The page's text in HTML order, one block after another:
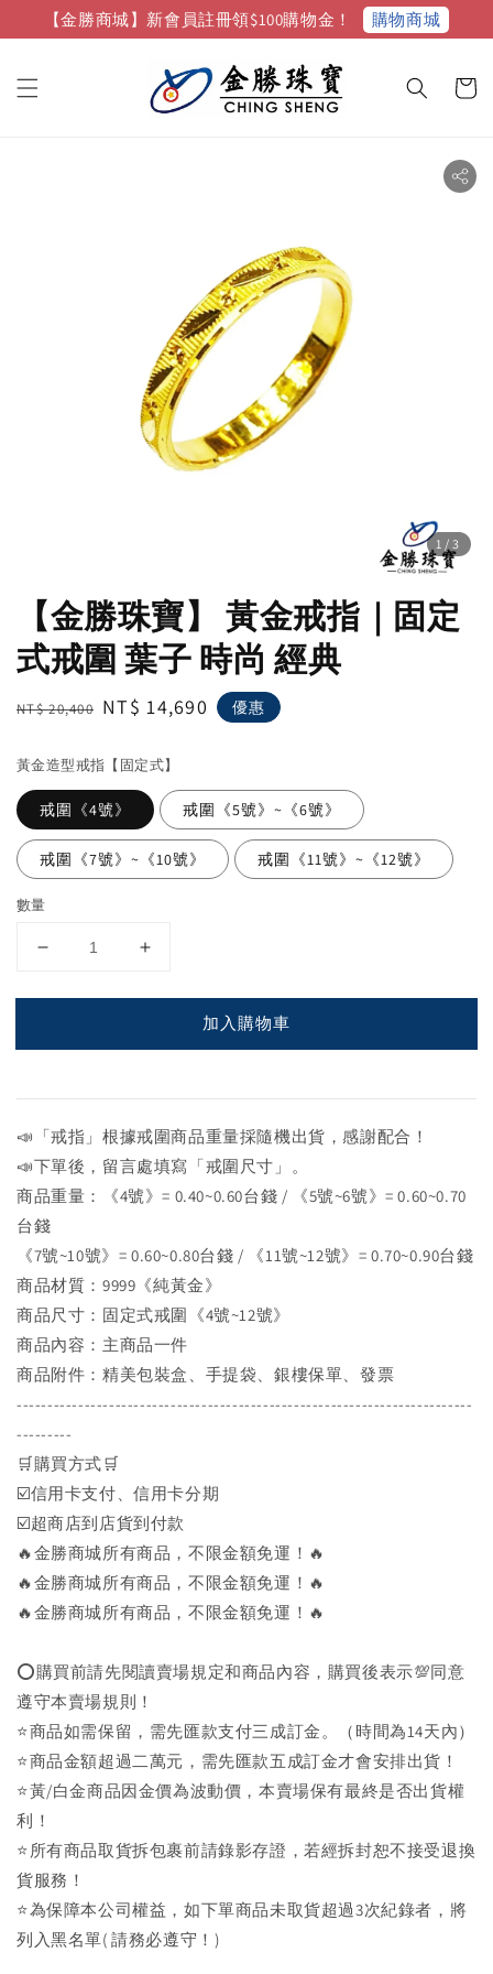
【金勝商城】新會員註冊領$100購物金！ 購物商城
1 /3
【金勝珠寶】 黃金戒指｜固定
式戒圍 葉子 時尚 經典
Regular
NT$ 20,400 Sale
NT$ 14,690 優惠
黃金造型戒指【固定式】
戒圍《4號》 戒圍《5號》~《6號》
戒圍《7號》~《10號》 戒圍《11號》~《12號》
數量
加入購物車
📣「戒指」根據戒圍商品重量採隨機出貨，感謝配合！
📣下單後，留言處填寫「戒圍尺寸」。
商品重量：《4號》= 0.40~0.60台錢 / 《5號~6號》= 0.60~0.70
台錢
《7號~10號》= 0.60~0.80台錢 / 《11號~12號》= 0.70~0.90台錢
商品材質：9999《純黃金》
商品尺寸：固定式戒圍《4號~12號》
商品內容：主商品一件
商品附件：精美包裝盒、手提袋、銀樓保單、發票
--------------------------------------------------------------------------
---------
🛒購買方式🛒
☑️信用卡支付、信用卡分期
☑️超商店到店貨到付款
🔥金勝商城所有商品，不限金額免運！🔥
🔥金勝商城所有商品，不限金額免運！🔥
🔥金勝商城所有商品，不限金額免運！🔥
⭕購買前請先閱讀賣場規定和商品內容，購買後表示💯同意
遵守本賣場規則！
⭐商品如需保留，需先匯款支付三成訂金。（時間為14天內）
⭐商品金額超過二萬元，需先匯款五成訂金才會安排出貨！
⭐黃/白金商品因金價為波動價，本賣場保有最終是否出貨權
利！
⭐️所有商品取貨拆包裹前請錄影存證，若經拆封恕不接受退換
貨服務！
⭐為保障本公司權益，如下單商品未取貨超過3次紀錄者，將
列入黑名單( 請務必遵守！)